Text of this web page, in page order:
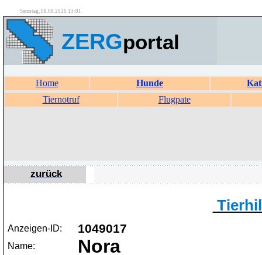
Samstag, 08.08.2026 13:01
ZERGportal
Home Hunde
Tiernotruf
Flugpate
zurück
Anzeigen-ID: 1049017
Name: Nora